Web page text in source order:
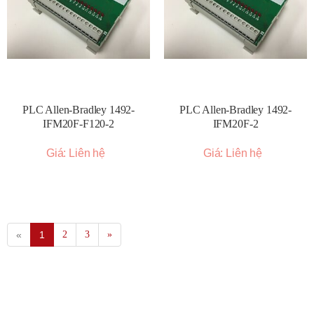
PLC Allen-Bradley 1492-
IFM20F-F120-2
Giá: Liên hệ
PLC Allen-Bradley 1492-
IFM20F-2
Giá: Liên hệ
« 1 2 3 »